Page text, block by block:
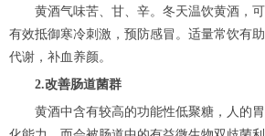
黄酒气味苦、甘、辛。冬天温饮黄酒，可
有效抵御寒冷刺激，预防感冒。适量常饮有
代谢，补血养颜。
2.改善肠道菌群
黄酒中含有较高的功能性低聚糖，人的胃